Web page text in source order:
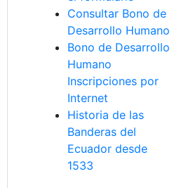
Consultar Bono de
Desarrollo Humano
Bono de Desarrollo
Humano
Inscripciones por
Internet
Historia de las
Banderas del
Ecuador desde
1533